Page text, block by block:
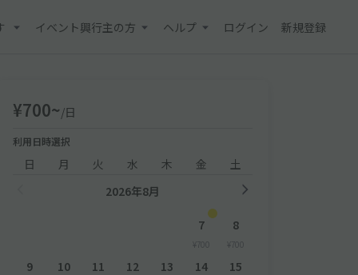
イベント興行主の方 ヘルプ ログイン 新規登録
¥700~/日
利用日時選択
日 月 火 水 木 金
土
2026年8月
7
¥700
8
¥700
9 10 11 12 13 14 15